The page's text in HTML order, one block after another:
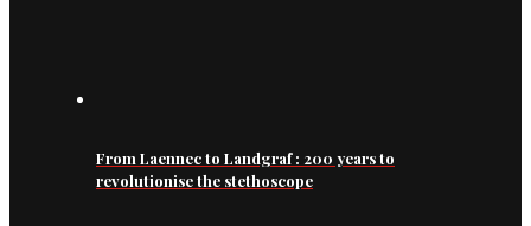
From Laennec to Landgraf : 200 years to
revolutionise the stethoscope